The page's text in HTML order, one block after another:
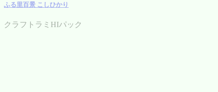
ふる里百景 こしひかり
クラフトラミHIパック